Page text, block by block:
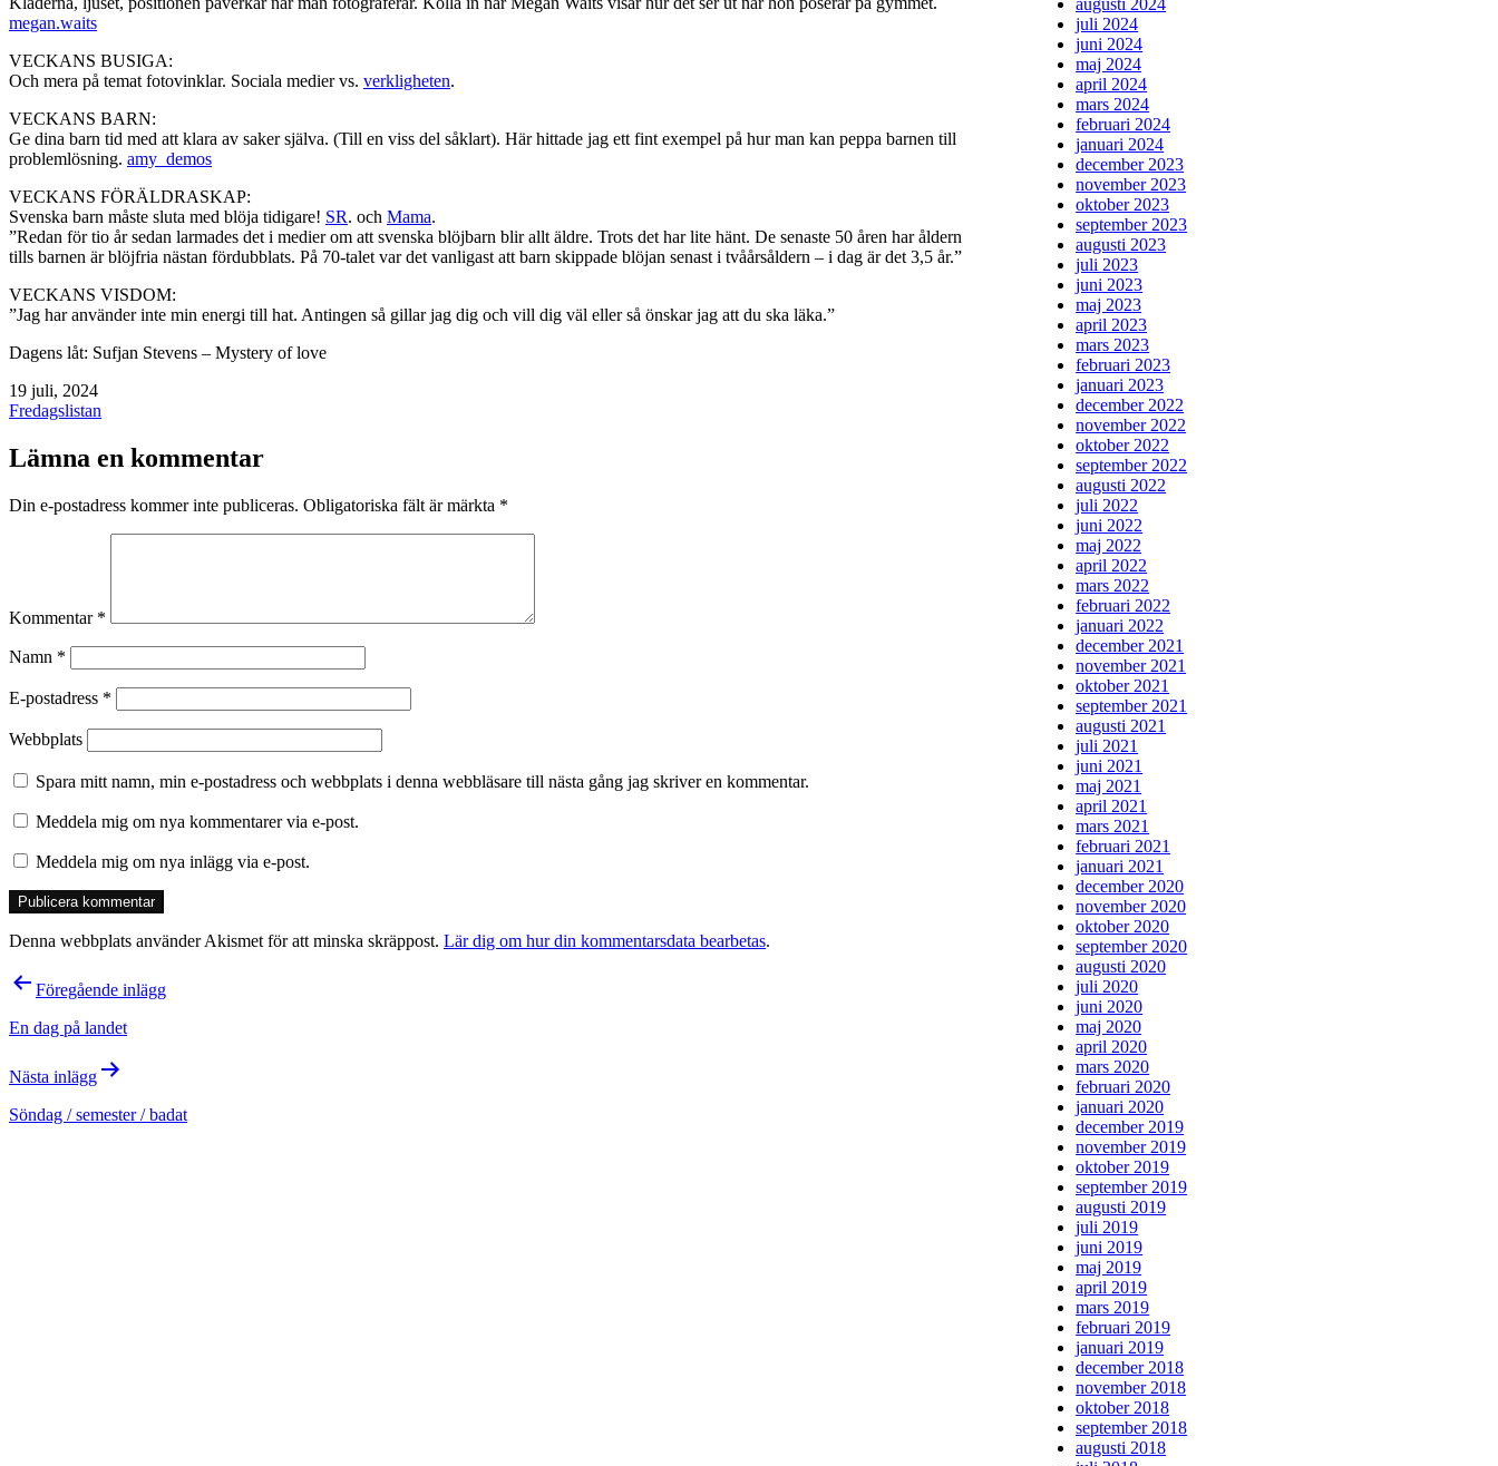
megan.waits
VECKANS BUSIGA:
Och mera på temat fotovinklar. Sociala medier vs. verkligheten.
VECKANS BARN:
Ge dina barn tid med att klara av saker själva. (Till en viss del såklart). Här hittade jag ett fint exempel på hur man kan peppa barnen till
problemlösning. amy_demos
VECKANS FÖRÄLDRASKAP:
Svenska barn måste sluta med blöja tidigare! SR. och Mama.
”Redan för tio år sedan larmades det i medier om att svenska blöjbarn blir allt äldre. Trots det har lite hänt. De senaste 50 åren har åldern
tills barnen är blöjfria nästan fördubblats. På 70-talet var det vanligast att barn skippade blöjan senast i tvåårsåldern – i dag är det 3,5 år.”
VECKANS VISDOM:
”Jag har använder inte min energi till hat. Antingen så gillar jag dig och vill dig väl eller så önskar jag att du ska läka.”
Dagens låt: Sufjan Stevens – Mystery of love
Publicerat
den
19 juli, 2024
Kategoriserat
Fredagslistan
Lämna en kommentar
Din e-postadress kommer inte publiceras. Obligatoriska fält är märkta *
Kommentar *
Namn *
E-postadress *
Webbplats
Spara mitt namn, min e-postadress och webbplats i denna webbläsare till nästa gång jag skriver en kommentar.
Meddela mig om nya kommentarer via e-post.
Meddela mig om nya inlägg via e-post.
Denna webbplats använder Akismet för att minska skräppost. Lär dig om hur din kommentarsdata bearbetas.
Inläggsnavigering
Föregående inlägg
En dag på landet
Nästa inlägg
Söndag / semester / badat
augusti 2024
juli 2024
juni 2024
maj 2024
april 2024
mars 2024
februari 2024
januari 2024
december 2023
november 2023
oktober 2023
september 2023
augusti 2023
juli 2023
juni 2023
maj 2023
april 2023
mars 2023
februari 2023
januari 2023
december 2022
november 2022
oktober 2022
september 2022
augusti 2022
juli 2022
juni 2022
maj 2022
april 2022
mars 2022
februari 2022
januari 2022
december 2021
november 2021
oktober 2021
september 2021
augusti 2021
juli 2021
juni 2021
maj 2021
april 2021
mars 2021
februari 2021
januari 2021
december 2020
november 2020
oktober 2020
september 2020
augusti 2020
juli 2020
juni 2020
maj 2020
april 2020
mars 2020
februari 2020
januari 2020
december 2019
november 2019
oktober 2019
september 2019
augusti 2019
juli 2019
juni 2019
maj 2019
april 2019
mars 2019
februari 2019
januari 2019
december 2018
november 2018
oktober 2018
september 2018
augusti 2018